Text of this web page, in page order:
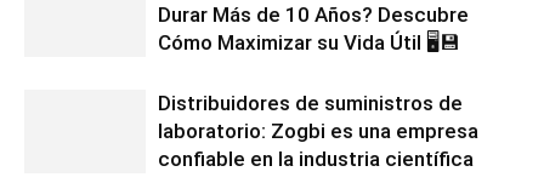
Durar Más de 10 Años? Descubre
Cómo Maximizar su Vida Útil 🖥️💾
Distribuidores de suministros de
laboratorio: Zogbi es una empresa
confiable en la industria científica